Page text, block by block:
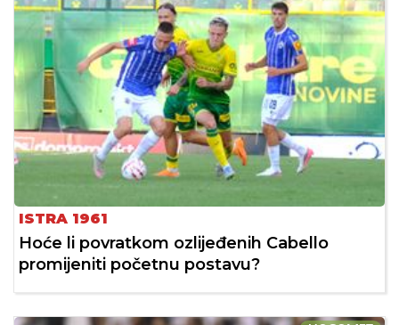
ISTRA 1961
Hoće li povratkom ozlijeđenih Cabello
promijeniti početnu postavu?